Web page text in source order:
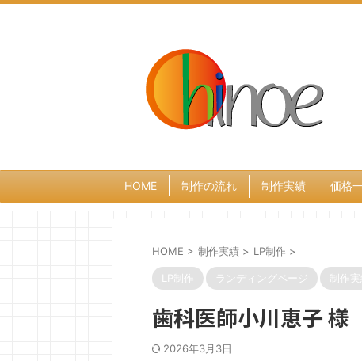
HOME 制作の流れ 制作実績 価格
HOME > 制作実績 > LP制作 >
LP制作 ランディングページ 制作実
歯科医師小川恵子 様
2026年3月3日